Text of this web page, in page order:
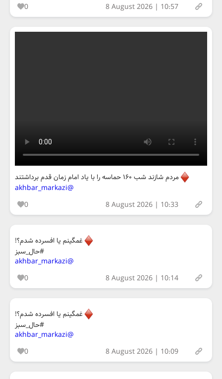
0
8 August 2026 | 10:57
مردم شازند شب ۱۶۰ حماسه را با یاد امام زمان قدم برداشتند
@akhbar_markazi
0
8 August 2026 | 10:33
غمگینم یا افسرده شدم؟!
#حال_سبز
@akhbar_markazi
0
8 August 2026 | 10:14
غمگینم یا افسرده شدم؟!
#حال_سبز
@akhbar_markazi
0
8 August 2026 | 10:09